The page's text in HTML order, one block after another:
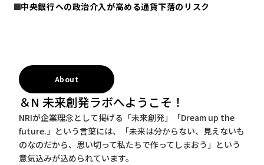
中央銀行への政治介入が高める通貨下落のリスク
About
＆N 未来創発ラボへようこそ！
NRIが企業理念として掲げる「未来創発」「Dream up the
future.」という言葉には、「未来は分からない、見えないも
のなのだから、思い切って私たちで作ってしまおう」という
意気込みが込められています。